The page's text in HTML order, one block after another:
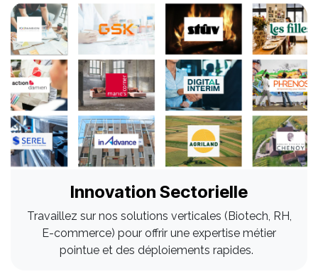
Innovation Sectorielle
Travaillez sur nos solutions verticales (Biotech, RH,
E-commerce) pour offrir une expertise métier
pointue et des déploiements rapides.